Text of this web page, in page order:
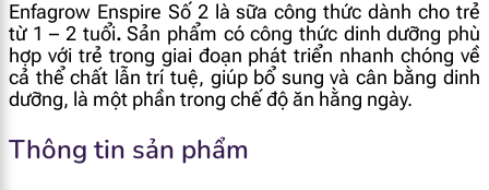
Enfagrow Enspire Số 2 là sữa công thức dành cho trẻ
từ 1 – 2 tuổi.Sản phẩm có công thức dinh dưỡng phù
hợp với trẻ trong giai đoạn phát triển nhanh chóng về
cả thể chất lẫn trí tuệ, giúp bổ sung và cân bằng dinh
dưỡng, là một phần trong chế độ ăn hằng ngày.
Thông tin sản phẩm